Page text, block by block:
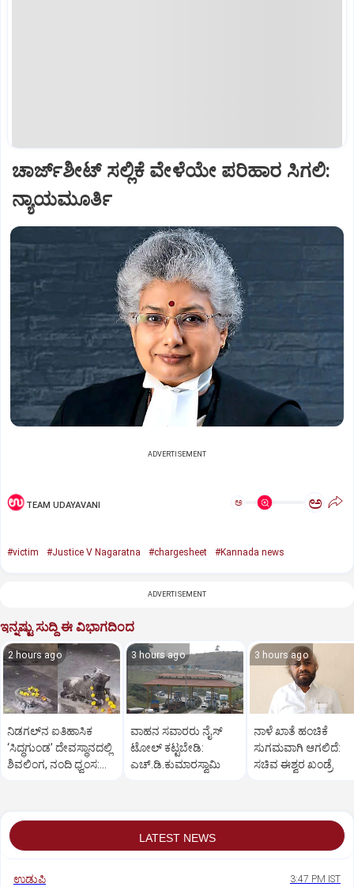
ಚಾರ್ಜ್‌ಶೀಟ್‌ ಸಲ್ಲಿಕೆ ವೇಳೆಯೇ ಪರಿಹಾರ ಸಿಗಲಿ:
ನ್ಯಾಯಮೂರ್ತಿ
ADVERTISEMENT
TEAM UDAYAVANI ಅ ಅ
#victim #Justice V Nagaratna #chargesheet #Kannada news
ADVERTISEMENT
ಇನ್ನಷ್ಟು ಸುದ್ದಿ ಈ ವಿಭಾಗದಿಂದ
2 hours ago
ನಿಡಗಲ್‌ನ ಐತಿಹಾಸಿಕ
‘ಸಿದ್ಧಗುಂಡ’ ದೇವಸ್ಥಾನದಲ್ಲಿ
ಶಿವಲಿಂಗ, ನಂದಿ ಧ್ವಂಸ:
3 hours ago
ವಾಹನ ಸವಾರರು ನೈಸ್‌
ಟೋಲ್‌ ಕಟ್ಟಬೇಡಿ:
ಎಚ್‌.ಡಿ.ಕುಮಾರಸ್ವಾಮಿ
3 hours ago
ನಾಳೆ ಖಾತೆ ಹಂಚಿಕೆ
ಸುಗಮವಾಗಿ ಆಗಲಿದೆ:
ಸಚಿವ ಈಶ್ವರ ಖಂಡ್ರೆ
LATEST NEWS
ಉಡುಪಿ 3:47 PM IST